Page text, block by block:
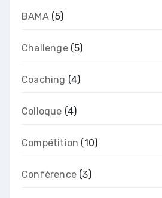
BAMA(5)
Challenge(5)
Coaching (4)
Colloque (4)
Compétition (10)
Conférence (3)